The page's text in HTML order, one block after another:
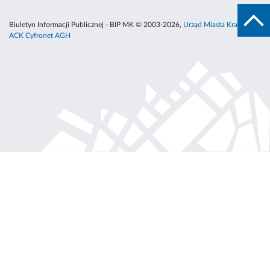
Biuletyn Informacji Publicznej - BIP MK © 2003-2026, Urząd Miasta Krakowa
ACK Cyfronet AGH